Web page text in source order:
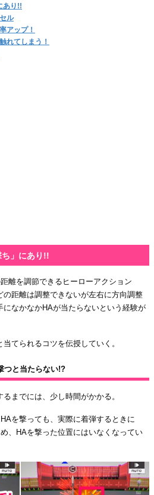
あり!!
ル
アップ！
れてしまう！
」にあり!!
離を調節できるヒーローアクション
の距離は調整できないが左右に方向調整
なかなかHAが当たらないという経験が
てられるコツを伝授していく。
つと当たらない!?
までには、少し時間がかかる。
を撃っても、実際に着弾するときに
、HAを撃った位置にはいなくなってい